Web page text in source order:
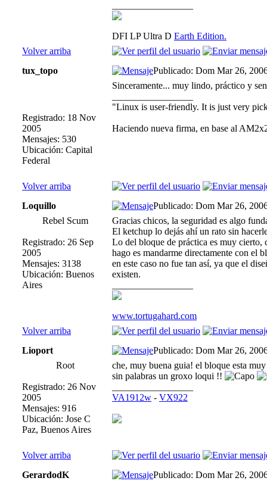
DFI LP Ultra D Earth Edition.
Volver arriba
tux_topo
Publicado: Dom Mar 26,
Registrado: 18 Nov
2005
Mensajes: 530
Ubicación: Capital
Federal
Sinceramente... muy lindo, práctico y
"Linux is user-friendly. It is just very
Haciendo nueva firma, en base al
Volver arriba
Loquillo
Publicado: Dom Mar 26,
Rebel Scum
Registrado: 26 Sep
2005
Mensajes: 3138
Ubicación: Buenos
Aires
Gracias chicos, la seguridad es algo
El ketchup lo dejás ahí un rato sin
Lo del bloque de práctica es muy cierto,
hago es mandarme directamente con el
en este caso no fue tan así, ya que el
existen.
www.tortugahard.com
Volver arriba
Lioport
Publicado: Dom Mar 26,
Root
Registrado: 26 Nov
2005
Mensajes: 916
Ubicación: Jose C
Paz, Buenos Aires
che, muy buena guia! el bloque esta
sin palabras un groxo loqui !!
VA1912w - VX922
Volver arriba
GerardodK
Publicado: Dom Mar 26,